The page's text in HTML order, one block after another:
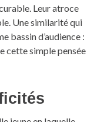
Leur atroce
Une similarité qui
bassin d’audience :
cette simple pensée